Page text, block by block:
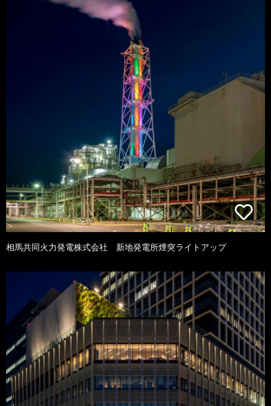
相馬共同火力発電株式会社 新地発電所煙突ライトアップ